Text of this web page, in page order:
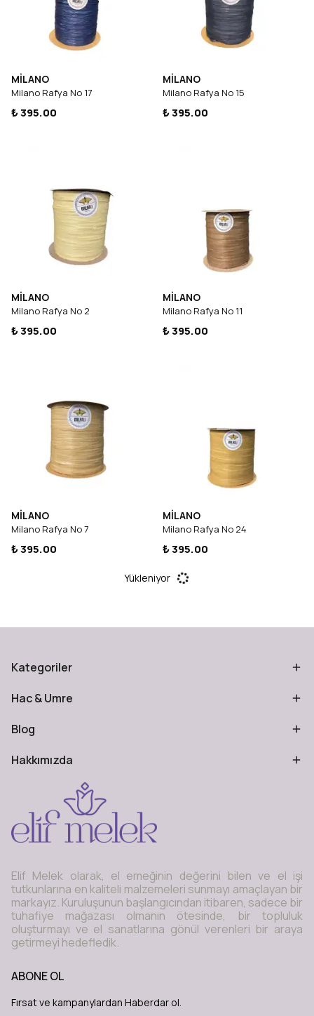
MİLANO
Milano Rafya No 17
₺ 395.00
MİLANO
Milano Rafya No 15
₺ 395.00
MİLANO
Milano Rafya No 2
₺ 395.00
MİLANO
Milano Rafya No 11
₺ 395.00
MİLANO
Milano Rafya No 7
₺ 395.00
MİLANO
Milano Rafya No 24
₺ 395.00
Yükleniyor
Kategoriler
Hac & Umre
Blog
Hakkımızda
Elif Melek olarak, el emeğinin değerini bilen ve el işi
tutkunlarına en kaliteli malzemeleri sunmayı amaçlayan bir
markayız. Kuruluşunun başlangıcından itibaren, sadece bir
tuhafiye mağazası olmanın ötesinde, bir topluluk
oluşturmayı ve el sanatlarına gönül verenleri bir araya
getirmeyi hedefledik.
ABONE OL
Fırsat ve kampanylardan Haberdar ol.